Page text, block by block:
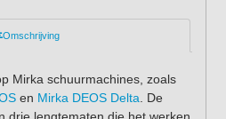
Omschrijving
Mirka schuurmachines, zoals
en Mirka DEOS Delta . De
drie lengtematen die het werken